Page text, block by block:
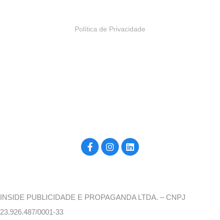
Política de Privacidade
INSIDE PUBLICIDADE E PROPAGANDA LTDA. – CNPJ
23.926.487/0001-33